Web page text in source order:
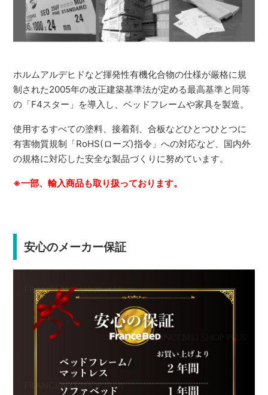
ホルムアルデヒドなど揮発性有機化合物の仕様が厳格に規
制された2005年の改正建築基準法が定める最高基準と同等
の「F4スター」を導入し、ベッドフレームや家具を製造。
使用するすべての塗料、接着剤、合板などひとつひとつに
有害物質規制「RoHS(ローズ)指令」への対応など、国内外
の規格に対応した安全な製品づくりに努めています。
※一部、輸入商品も取り扱っております。
安心のメーカー保証